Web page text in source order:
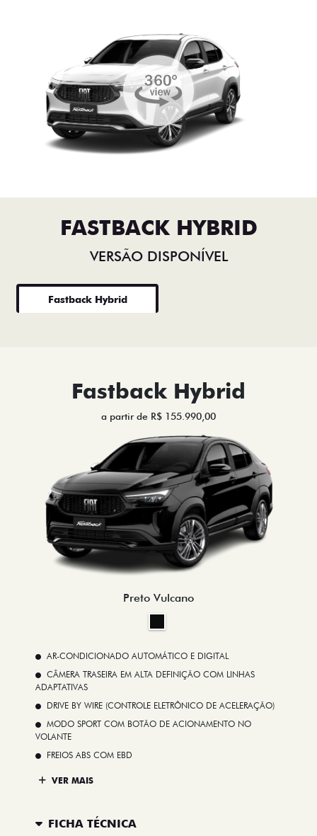
FASTBACK HYBRID
VERSÃO DISPONÍVEL
Fastback Hybrid
Fastback Hybrid
a partir de R$ 155.990,00
Preto Vulcano
AR-CONDICIONADO AUTOMÁTICO E DIGITAL
CÂMERA TRASEIRA EM ALTA DEFINIÇÃO COM LINHAS
ADAPTATIVAS
DRIVE BY WIRE (CONTROLE ELETRÔNICO DE ACELERAÇÃO)
MODO SPORT COM BOTÃO DE ACIONAMENTO NO
VOLANTE
FREIOS ABS COM EBD
VER MAIS
FICHA TÉCNICA